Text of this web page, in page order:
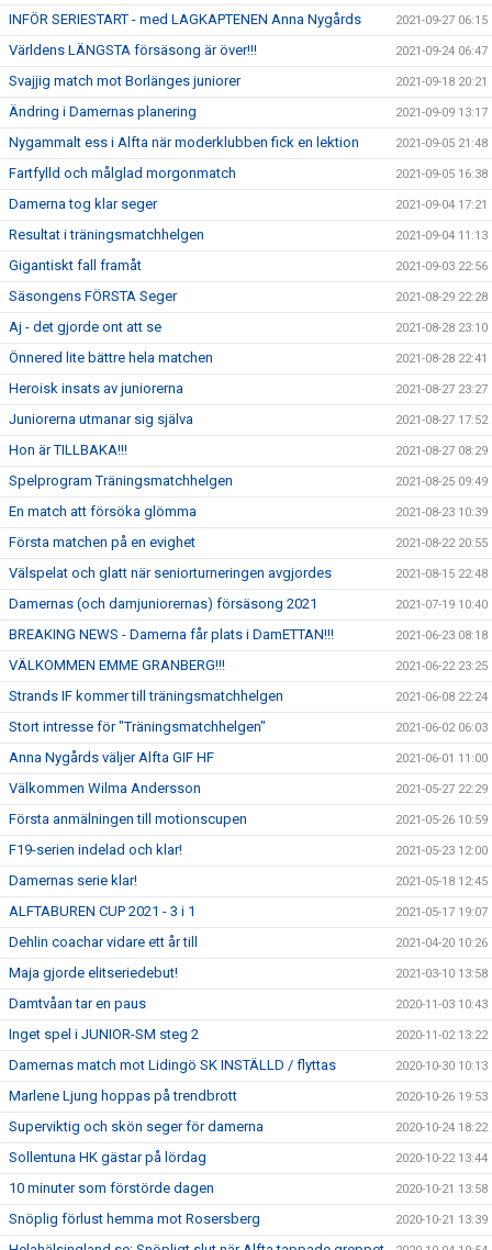
INFÖR SERIESTART - med LAGKAPTENEN Anna Nygårds 2021-09-27 06:15
Världens LÄNGSTA försäsong är över!!! 2021-09-24 06:47
Svajjig match mot Borlänges juniorer 2021-09-18 20:21
Ändring i Damernas planering 2021-09-09 13:17
Nygammalt ess i Alfta när moderklubben fick en lektion 2021-09-05 21:48
Fartfylld och målglad morgonmatch 2021-09-05 16:38
Damerna tog klar seger 2021-09-04 17:21
Resultat i träningsmatchhelgen 2021-09-04 11:13
Gigantiskt fall framåt 2021-09-03 22:56
Säsongens FÖRSTA Seger 2021-08-29 22:28
Aj - det gjorde ont att se 2021-08-28 23:10
Önnered lite bättre hela matchen 2021-08-28 22:41
Heroisk insats av juniorerna 2021-08-27 23:27
Juniorerna utmanar sig själva 2021-08-27 17:52
Hon är TILLBAKA!!! 2021-08-27 08:29
Spelprogram Träningsmatchhelgen 2021-08-25 09:49
En match att försöka glömma 2021-08-23 10:39
Första matchen på en evighet 2021-08-22 20:55
Välspelat och glatt när seniorturneringen avgjordes 2021-08-15 22:48
Damernas (och damjuniorernas) försäsong 2021 2021-07-19 10:40
BREAKING NEWS - Damerna får plats i DamETTAN!!! 2021-06-23 08:18
VÄLKOMMEN EMME GRANBERG!!! 2021-06-22 23:25
Strands IF kommer till träningsmatchhelgen 2021-06-08 22:24
Stort intresse för "Träningsmatchhelgen" 2021-06-02 06:03
Anna Nygårds väljer Alfta GIF HF 2021-06-01 11:00
Välkommen Wilma Andersson 2021-05-27 22:29
Första anmälningen till motionscupen 2021-05-26 10:59
F19-serien indelad och klar! 2021-05-23 12:00
Damernas serie klar! 2021-05-18 12:45
ALFTABUREN CUP 2021 - 3 i 1 2021-05-17 19:07
Dehlin coachar vidare ett år till 2021-04-20 10:26
Maja gjorde elitseriedebut! 2021-03-10 13:58
Damtvåan tar en paus 2020-11-03 10:43
Inget spel i JUNIOR-SM steg 2 2020-11-02 13:22
Damernas match mot Lidingö SK INSTÄLLD / flyttas 2020-10-30 10:13
Marlene Ljung hoppas på trendbrott 2020-10-26 19:53
Superviktig och skön seger för damerna 2020-10-24 18:22
Sollentuna HK gästar på lördag 2020-10-22 13:44
10 minuter som förstörde dagen 2020-10-21 13:58
Snöplig förlust hemma mot Rosersberg 2020-10-21 13:39